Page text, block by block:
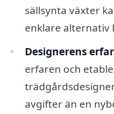
sällsynta växter
enklare alternativ
Designerens
erfaren och
avgifter än en